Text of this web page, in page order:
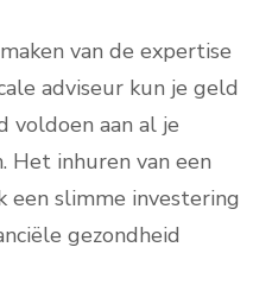
van de expertise
adviseur kun je geld
voldoen aan al je
inhuren van een
een slimme investering
gezondheid